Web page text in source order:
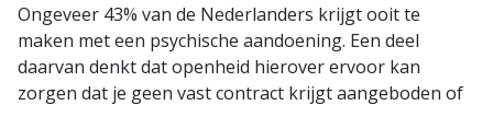
Ongeveer 43% van de Nederlanders krijgt ooit te
maken met een psychische aandoening. Een deel
daarvan denkt dat openheid hierover ervoor kan
zorgen dat je geen vast contract krijgt aangeboden of